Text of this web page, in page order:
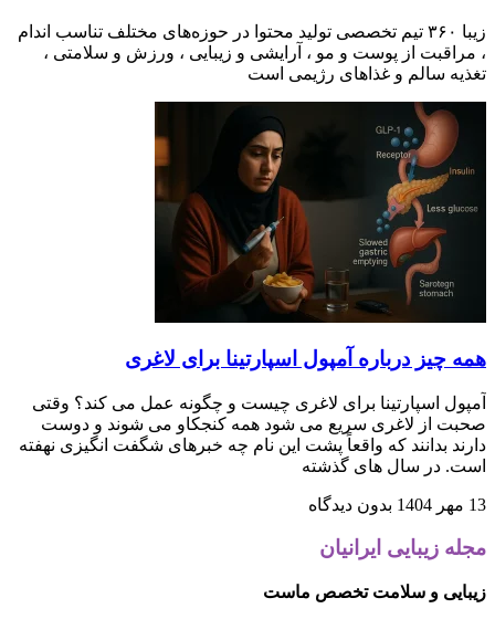
زیبا ۳۶۰ تیم تخصصی تولید محتوا در حوزه‌های مختلف تناسب اندام
، مراقبت از پوست و مو ، آرایشی و زیبایی ، ورزش و سلامتی ،
تغذیه سالم و غذاهای رژیمی است
همه چیز درباره آمپول اسپارتینا برای لاغری
آمپول اسپارتینا برای لاغری چیست و چگونه عمل می کند؟ وقتی
صحبت از لاغری سریع می شود همه کنجکاو می شوند و دوست
دارند بدانند که واقعاً پشت این نام چه خبرهای شگفت انگیزی نهفته
است. در سال های گذشته
13 مهر 1404 بدون دیدگاه
مجله زیبایی ایرانیان
زیبایی و سلامت تخصص ماست